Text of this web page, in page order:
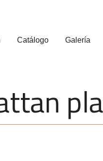
Catálogo Galería